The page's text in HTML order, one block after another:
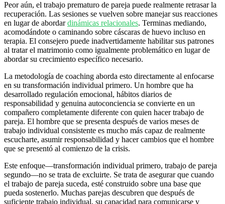
Peor aún, el trabajo prematuro de pareja puede realmente retrasar la
recuperación. Las sesiones se vuelven sobre manejar sus reacciones
en lugar de abordardinámicas relacionales. Terminas mediando,
acomodándote o caminando sobre cáscaras de huevo incluso en
terapia. El consejero puede inadvertidamente habilitar sus patrones
al tratar el matrimonio como igualmente problemático en lugar de
abordar su crecimiento específico necesario.
La metodología de coaching aborda esto directamente al enfocarse
en su transformación individual primero. Un hombre que ha
desarrollado regulación emocional, hábitos diarios de
responsabilidad y genuina autoconciencia se convierte en un
compañero completamente diferente con quien hacer trabajo de
pareja. El hombre que se presenta después de varios meses de
trabajo individual consistente es mucho más capaz de realmente
escucharte, asumir responsabilidad y hacer cambios que el hombre
que se presentó al comienzo de la crisis.
Este enfoque—transformación individual primero, trabajo de pareja
segundo—no se trata de excluirte. Se trata de asegurar que cuando
el trabajo de pareja suceda, esté construido sobre una base que
pueda sostenerlo. Muchas parejas descubren que después de
suficiente trabajo individual, su capacidad para comunicarse y